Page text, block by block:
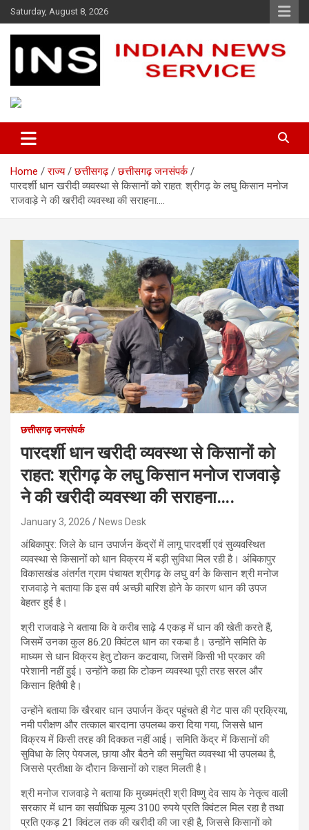
Skip
to
content
Saturday, August 8, 2026
Indian News Service
Home राज्य छत्तीसगढ़
छत्तीसगढ़ जनसंपर्क
पारदर्शी धान खरीदी व्यवस्था से किसानों को राहत: श्रीगढ़ के लघु किसान मनोज
राजवाड़े ने की खरीदी व्यवस्था की सराहना….
छत्तीसगढ़ जनसंपर्क
पारदर्शी धान खरीदी व्यवस्था से किसानों को
राहत: श्रीगढ़ के लघु किसान मनोज राजवाड़े
ने की खरीदी व्यवस्था की सराहना….
January 3, 2026 News Desk
अंबिकापुर: जिले के धान उपार्जन केंद्रों में लागू पारदर्शी एवं सुव्यवस्थित
व्यवस्था से किसानों को धान विक्रय में बड़ी सुविधा मिल रही है। अंबिकापुर
विकासखंड अंतर्गत ग्राम पंचायत श्रीगढ़ के लघु वर्ग के किसान श्री मनोज
राजवाड़े ने बताया कि इस वर्ष अच्छी बारिश होने के कारण धान की उपज
बेहतर हुई है।
श्री राजवाड़े ने बताया कि वे करीब साढ़े 4 एकड़ में धान की खेती करते हैं,
जिसमें उनका कुल 86.20 क्विंटल धान का रकबा है। उन्होंने समिति के
माध्यम से धान विक्रय हेतु टोकन कटवाया, जिसमें किसी भी प्रकार की
परेशानी नहीं हुई। उन्होंने कहा कि टोकन व्यवस्था पूरी तरह सरल और
किसान हितैषी है।
उन्होंने बताया कि खैरबार धान उपार्जन केंद्र पहुंचते ही गेट पास की प्रक्रिया,
नमी परीक्षण और तत्काल बारदाना उपलब्ध करा दिया गया, जिससे धान
विक्रय में किसी तरह की दिक्कत नहीं आई। समिति केंद्र में किसानों की
सुविधा के लिए पेयजल, छाया और बैठने की समुचित व्यवस्था भी उपलब्ध है,
जिससे प्रतीक्षा के दौरान किसानों को राहत मिलती है।
श्री मनोज राजवाड़े ने बताया कि मुख्यमंत्री श्री विष्णु देव साय के नेतृत्व वाली
सरकार में धान का सर्वाधिक मूल्य 3100 रुपये प्रति क्विंटल मिल रहा है तथा
प्रति एकड़ 21 क्विंटल तक की खरीदी की जा रही है, जिससे किसानों को